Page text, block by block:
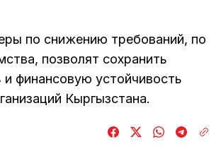
по снижению требований, по
позволят сохранить
и финансовую устойчивость
Кыргызстана.